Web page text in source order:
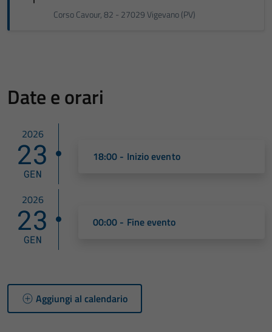
Corso Cavour, 82 - 27029 Vigevano (PV)
Date e orari
2026
23
GEN
18:00 - Inizio evento
2026
23
GEN
00:00 - Fine evento
Aggiungi al calendario